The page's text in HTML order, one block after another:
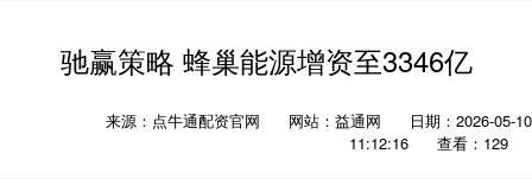
驰赢策略 蜂巢能源增资至3346亿
来源：点牛通配资官网 网站：益通网
日期：2026-05-10
11:12:16
查看：129